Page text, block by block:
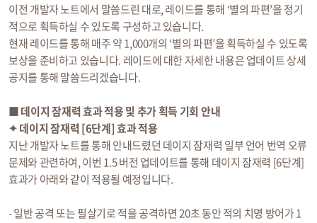
이전 개발자 노트에서 말씀드린 대로, 레이드를 통해 ‘별의 파편’을 정기
적으로 획득하실 수 있도록 구성하고 있습니다.
현재 레이드를 통해 매주 약 1,000개의 ‘별의 파편’을 획득하실 수 있도록
보상을 준비하고 있습니다. 레이드에 대한 자세한 내용은 업데이트 상세
공지를 통해 말씀드리겠습니다.
■ 데이지 잠재력 효과 적용 및 추가 획득 기회 안내
✦ 데이지 잠재력 [6단계] 효과 적용
지난 개발자 노트를 통해 안내드렸던 데이지 잠재력 일부 언어 번역 오류
문제와 관련하여, 이번 1.5 버전 업데이트를 통해 데이지 잠재력 [6단계]
효과가 아래와 같이 적용될 예정입니다.
- 일반 공격 또는 필살기로 적을 공격하면 20초 동안 적의 치명 방어가 1